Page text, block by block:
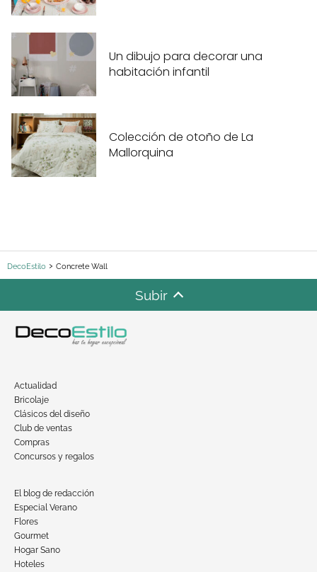
Un dibujo para decorar una
habitación infantil
Colección de otoño de La
Mallorquina
DecoEstilo Concrete Wall
Subir
Actualidad
Bricolaje
Clásicos del diseño
Club de ventas
Compras
Concursos y regalos
El blog de redacción
Especial Verano
Flores
Gourmet
Hogar Sano
Hoteles